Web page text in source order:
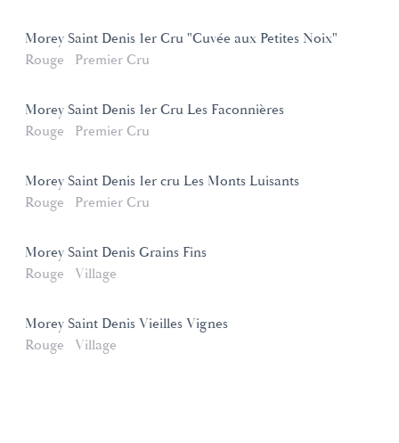
Morey Saint Denis 1er Cru "Cuvée aux Petites Noix"
Rouge
Premier Cru
Morey Saint Denis 1er Cru Les Faconnières
Rouge
Premier Cru
Morey Saint Denis 1er cru Les Monts Luisants
Rouge
Premier Cru
Morey Saint Denis Grains Fins
Rouge
Village
Morey Saint Denis Vieilles Vignes
Rouge
Village